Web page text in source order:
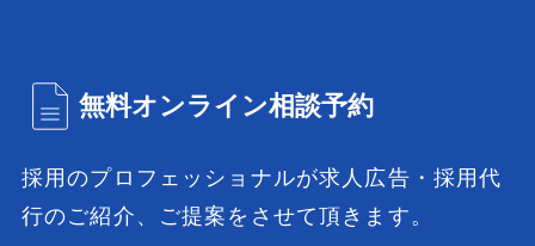
ど、個人情報の漏えい防止に必要な事項を取り決め、適切な
管理を実施いたします。
6．保有個人データ及び第三者提供記録の開示等に
ついて
当社は、ご本人から保有個人データの利用目的の通知、開
無料オンライン相談予約
採用のプロフェッショナルが求人広告・採用代
行のご紹介、ご提案をさせて頂きます。